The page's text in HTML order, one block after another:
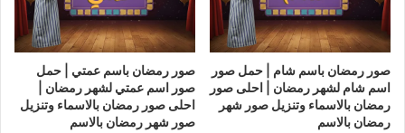
صور رمضان باسم شام | حمل صور
اسم شام لشهر رمضان | احلى صور
رمضان بالاسماء وتنزيل صور شهر
رمضان بالاسم
صور رمضان باسم عمتي | حمل
صور اسم عمتي لشهر رمضان |
احلى صور رمضان بالاسماء وتنزيل
صور شهر رمضان بالاسم